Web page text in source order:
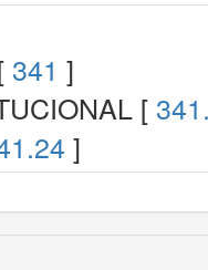
341 ]
[
]